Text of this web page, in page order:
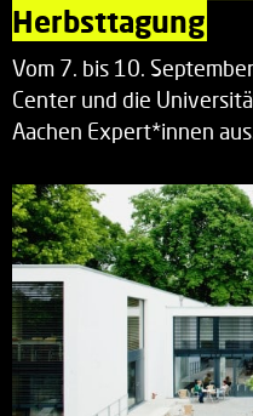
Herbsttagung
Vom 7. bis 10.
Center und die
Aachen Expert*innen